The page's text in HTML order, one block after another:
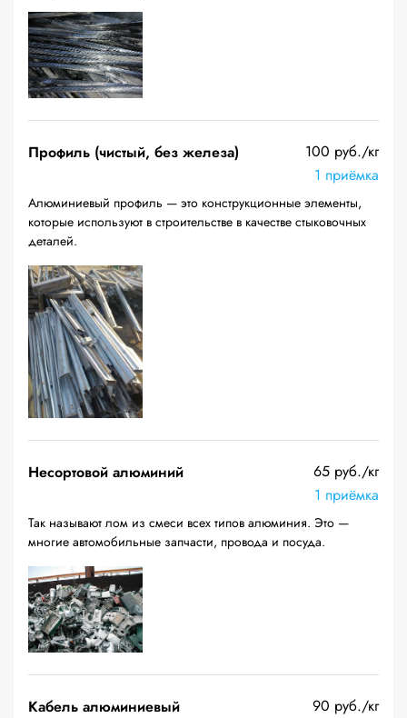
Профиль (чистый, без железа)
100 руб./кг
1 приёмка
Алюминиевый профиль — это конструкционные элементы,
которые используют в строительстве в качестве стыковочных
деталей.
Несортовой алюминий
65 руб./кг
1 приёмка
Так называют лом из смеси всех типов алюминия. Это —
многие автомобильные запчасти, провода и посуда.
Кабель алюминиевый
90 руб./кг